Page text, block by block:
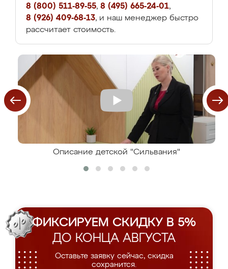
8 (800) 511-89-55, 8 (495) 665-24-01,
8 (926) 409-68-13, и наш менеджер быстро
рассчитает стоимость.
Описание детской "Сильвания"
ФИКСИРУЕМ СКИДКУ В 5%
ДО КОНЦА АВГУСТА
Оставьте заявку сейчас, скидка
сохранится.